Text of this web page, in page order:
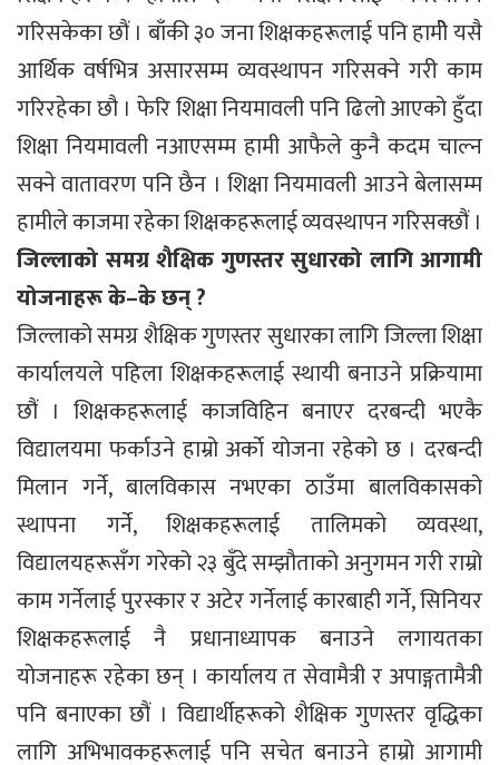
गरिसकेका छौं । बाँकी ३० जना शिक्षकहरूलाई पनि हामीे यसै
आर्थिक वर्षभित्र असारसम्म व्यवस्थापन गरिसक्ने गरी काम
गरिरहेका छौ । फेरि शिक्षा नियमावली पनि ढिलो आएको हुँदा
शिक्षा नियमावली नआएसम्म हामी आफैले कुनै कदम चाल्न
सक्ने वातावरण पनि छैन । शिक्षा नियमावली आउने बेलासम्म
हामीले काजमा रहेका शिक्षकहरूलाई व्यवस्थापन गरिसक्छौं ।
जिल्लाको समग्र शैक्षिक गुणस्तर सुधारको लागि आगामी
योजनाहरू के–के छन् ?
जिल्लाको समग्र शैक्षिक गुणस्तर सुधारका लागि जिल्ला शिक्षा
कार्यालयले पहिला शिक्षकहरूलाई स्थायी बनाउने प्रक्रियामा
छौं । शिक्षकहरूलाई काजविहिन बनाएर दरबन्दी भएकै
विद्यालयमा फर्काउने हाम्रो अर्काे योजना रहेको छ । दरबन्दी
मिलान गर्ने, बालविकास नभएका ठाउँमा बालविकासको
स्थापना गर्ने, शिक्षकहरूलाई तालिमको व्यवस्था,
विद्यालयहरूसँग गरेको २३ बुँदे सम्झौताको अनुगमन गरी राम्रो
काम गर्नेलाई पुरस्कार र अटेर गर्नेलाई कारबाही गर्ने, सिनियर
शिक्षकहरूलाई नै प्रधानाध्यापक बनाउने लगायतका
योजनाहरू रहेका छन् । कार्यालय त सेवामैत्री र अपाङ्गतामैत्री
पनि बनाएका छौं । विद्यार्थीहरूको शैक्षिक गुणस्तर वृद्धिका
लागि अभिभावकहरूलाई पनि सचेत बनाउने हाम्रो आगामी